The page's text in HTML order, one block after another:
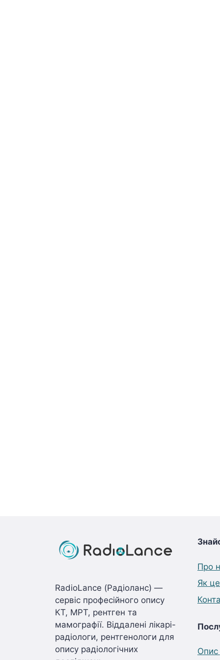
RadioLance (Радіоланс) —
сервіс професійного опису
КТ, МРТ, рентген та
мамографії. Віддалені лікарі-
радіологи, рентгенологи для
опису радіологічних
Про
Як
Опис